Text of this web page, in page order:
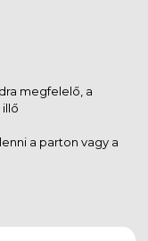
megfelelő, a
a parton vagy a